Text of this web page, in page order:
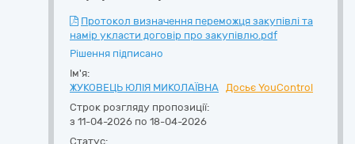
Протокол визначення переможця закупівлі та
намір укласти договір про закупівлю.pdf
Рішення підписано
Ім'я:
ЖУКОВЕЦЬ ЮЛІЯ МИКОЛАЇВНА Досьє YouControl
Строк розгляду пропозиції:
з 11-04-2026 по 18-04-2026
Статус: